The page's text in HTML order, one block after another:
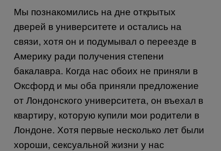
Мы познакомились на дне открытых
дверей в университете и остались на
связи, хотя он и подумывал о переезде в
Америку ради получения степени
бакалавра. Когда нас обоих не приняли в
Оксфорд и мы оба приняли предложение
от Лондонского университета, он въехал в
квартиру, которую купили мои родители в
Лондоне. Хотя первые несколько лет были
хороши, сексуальной жизни у нас